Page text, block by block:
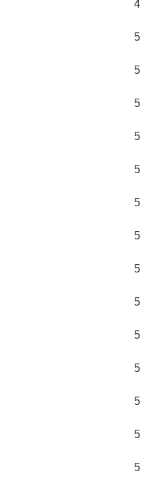
4
5
5
5
5
5
5
5
5
5
5
5
5
5
5